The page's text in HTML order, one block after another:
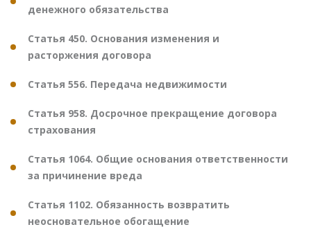
денежного обязательства
Статья 450. Основания изменения и
расторжения договора
Статья 556. Передача недвижимости
Статья 958. Досрочное прекращение договора
страхования
Статья 1064. Общие основания ответственности
за причинение вреда
Статья 1102. Обязанность возвратить
неосновательное обогащение